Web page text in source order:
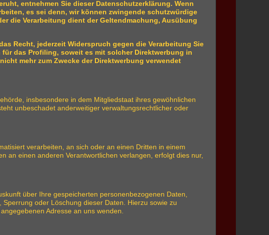
entnehmen Sie dieser Datenschutzerklärung. Wenn
es sei denn, wir können zwingende schutzwürdige
die Verarbeitung dient der Geltendmachung, Ausübung
Recht, jederzeit Widerspruch gegen die Verarbeitung Sie
das Profiling, soweit es mit solcher Direktwerbung in
mehr zum Zwecke der Direktwerbung verwendet
insbesondere in dem Mitgliedstaat ihres gewöhnlichen
unbeschadet anderweitiger verwaltungsrechtlicher oder
verarbeiten, an sich oder an einen Dritten in einem
an einen anderen Verantwortlichen verlangen, erfolgt dies nur,
über Ihre gespeicherten personenbezogenen Daten,
oder Löschung dieser Daten. Hierzu sowie zu
Adresse an uns wenden.